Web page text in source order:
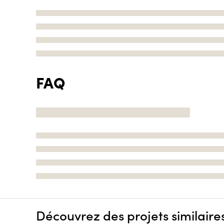
FAQ
Découvrez des projets